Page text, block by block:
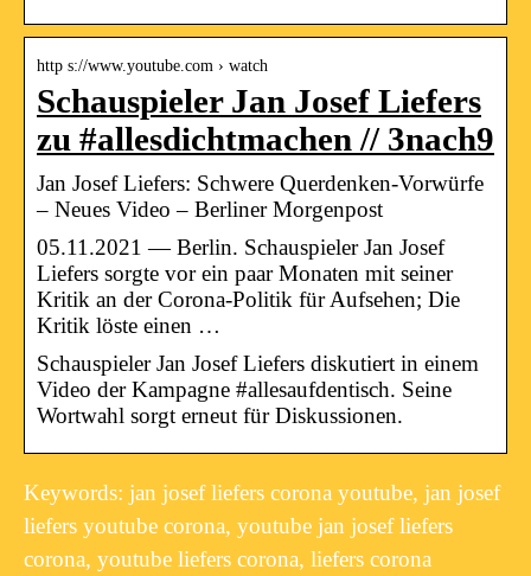
http s://www.youtube.com › watch
Schauspieler Jan Josef Liefers
zu #allesdichtmachen // 3nach9
Jan Josef Liefers: Schwere Querdenken-Vorwürfe
– Neues Video – Berliner Morgenpost
05.11.2021 — Berlin. Schauspieler Jan Josef
Liefers sorgte vor ein paar Monaten mit seiner
Kritik an der Corona-Politik für Aufsehen; Die
Kritik löste einen …
Schauspieler Jan Josef Liefers diskutiert in einem
Video der Kampagne #allesaufdentisch. Seine
Wortwahl sorgt erneut für Diskussionen.
Keywords: jan josef liefers corona youtube, jan josef
liefers youtube corona, youtube jan josef liefers
corona, youtube liefers corona, liefers corona